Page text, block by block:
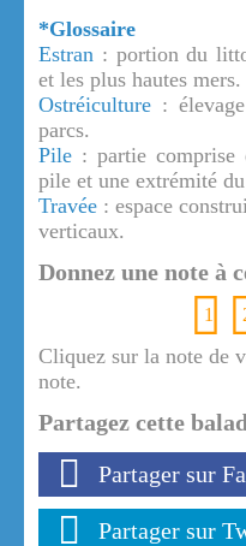
*Glossaire
Estran : portion du
et les plus hautes mers.
Ostréiculture :
parcs.
Pile : partie comprise
pile et une extrémité
Travée : espace
verticaux.
Donnez une note à
1
Cliquez sur la note de
note.
Partagez cette
Partager sur
Partager sur